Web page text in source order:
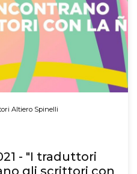
Altiero Spinelli
- "I traduttori
gli scrittori con